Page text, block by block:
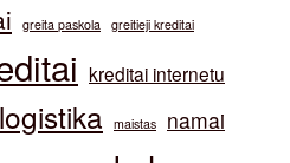
greita paskola greitieji kreditai
kreditai internetu
logistika maistas
namai